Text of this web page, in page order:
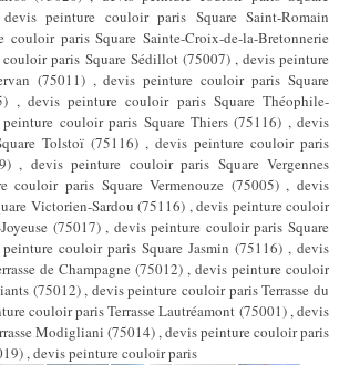
peinture couloir paris Square Saint-Romain
paris Square Sainte-Croix-de-la-Bretonnerie
paris Square Sédillot (75007) , devis peinture
(75011) , devis peinture couloir paris Square
, devis peinture couloir paris Square Théophile-
couloir paris Square Thiers (75116) , devis
Tolstoï (75116) , devis peinture couloir paris
, devis peinture couloir paris Square Vergennes
couloir paris Square Vermenouze (75005) , devis
Victorien-Sardou (75116) , devis peinture couloir
(75017) , devis peinture couloir paris Square
couloir paris Square Jasmin (75116) , devis
de Champagne (75012) , devis peinture couloir
(75012) , devis peinture couloir paris Terrasse du
couloir paris Terrasse Lautréamont (75001) , devis
Modigliani (75014) , devis peinture couloir paris
, devis peinture couloir paris